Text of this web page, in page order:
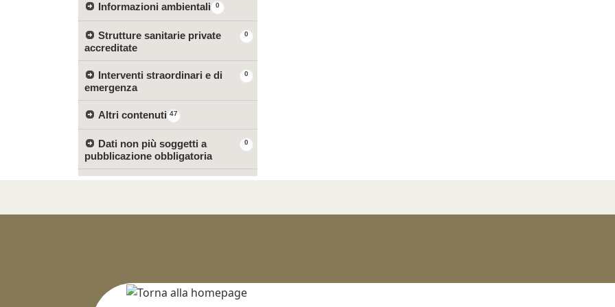
0
Informazioni ambientali
0
Strutture sanitarie private
accreditate
0
Interventi straordinari e di
emergenza
47
Altri contenuti
0
Dati non più soggetti a
pubblicazione obbligatoria